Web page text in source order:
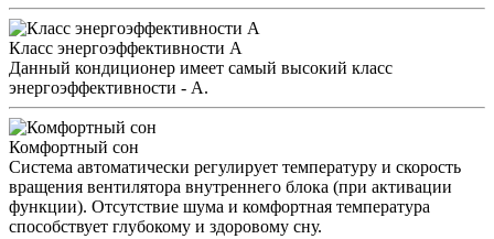
Класс энергоэффективности А
Данный кондиционер имеет самый высокий класс
энергоэффективности - А.
Комфортный сон
Система автоматически регулирует температуру и скорость
вращения вентилятора внутреннего блока (при активации
функции). Отсутствие шума и комфортная температура
способствует глубокому и здоровому сну.